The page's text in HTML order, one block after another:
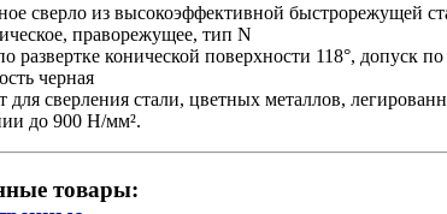
сверло из высокоэффективной быстрорежущей
праворежущее, тип N
развертке конической поверхности 118°, допуск
черная
для сверления стали, цветных металлов,
до 900 Н/мм².
товары: